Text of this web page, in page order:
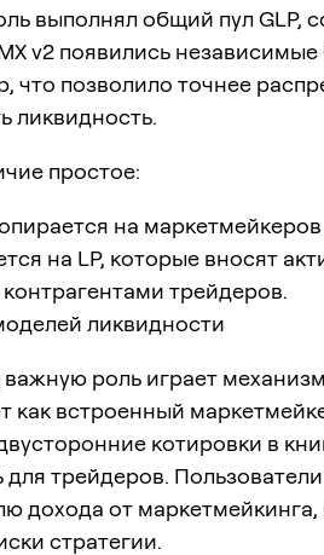
выполнял общий пул GLP,
v2 появились
что позволило точнее
ликвидность.
простое:
на
на LP, которые вносят
трейдеров.
ликвидности
важную роль играет
как встроенный
котировки в
для трейдеров.
дохода от
стратегии.